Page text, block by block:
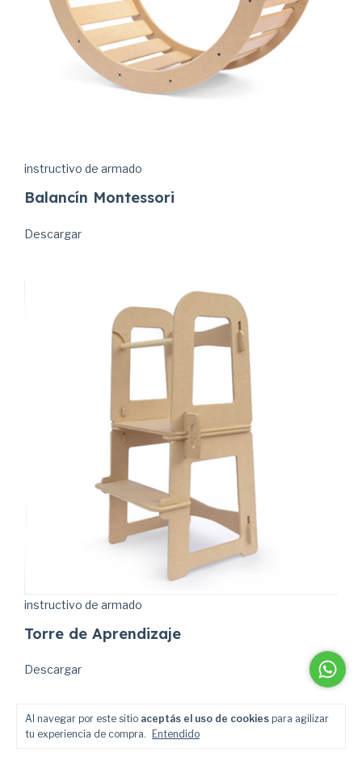
Al navegar por este sitio aceptás el uso de cookies para agilizar
tu experiencia de compra.
Entendido
instructivo de armado
Balancín Montessori
Descargar
instructivo de armado
Torre de Aprendizaje
Descargar